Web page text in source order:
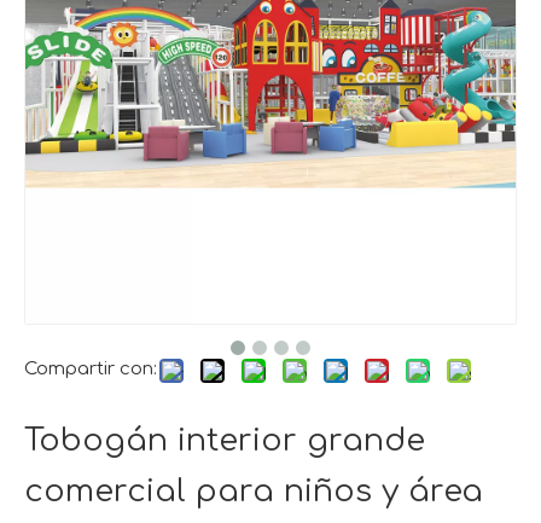
Compartir con:
Tobogán interior grande
comercial para niños y área